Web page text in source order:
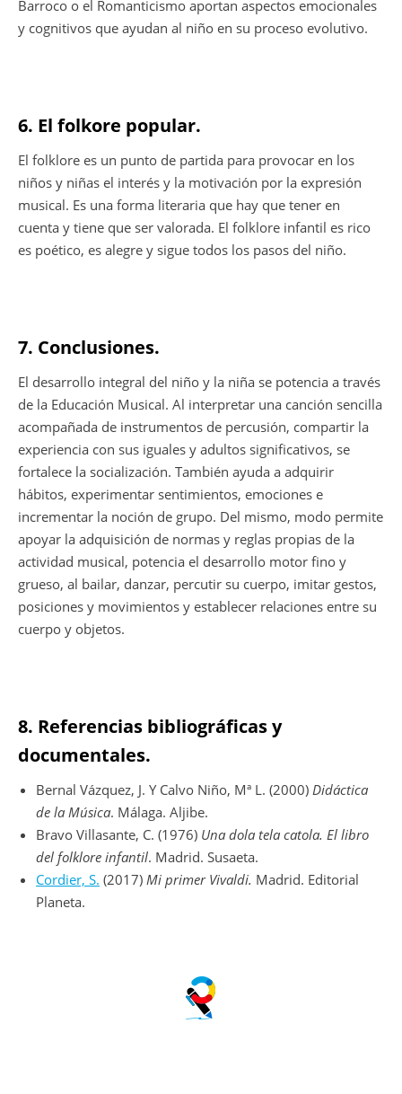
Barroco o el Romanticismo aportan aspectos emocionales
y cognitivos que ayudan al niño en su proceso evolutivo.
6. El folkore popular.
El folklore es un punto de partida para provocar en los
niños y niñas el interés y la motivación por la expresión
musical. Es una forma literaria que hay que tener en
cuenta y tiene que ser valorada. El folklore infantil es rico
es poético, es alegre y sigue todos los pasos del niño.
7. Conclusiones.
El desarrollo integral del niño y la niña se potencia a través
de la Educación Musical. Al interpretar una canción sencilla
acompañada de instrumentos de percusión, compartir la
experiencia con sus iguales y adultos significativos, se
fortalece la socialización. También ayuda a adquirir
hábitos, experimentar sentimientos, emociones e
incrementar la noción de grupo. Del mismo, modo permite
apoyar la adquisición de normas y reglas propias de la
actividad musical, potencia el desarrollo motor fino y
grueso, al bailar, danzar, percutir su cuerpo, imitar gestos,
posiciones y movimientos y establecer relaciones entre su
cuerpo y objetos.
8. Referencias bibliográficas y
documentales.
Bernal Vázquez, J. Y Calvo Niño, Mª L. (2000) Didáctica
de la Música. Málaga. Aljibe.
Bravo Villasante, C. (1976) Una dola tela catola. El libro
del folklore infantil. Madrid. Susaeta.
Cordier, S. (2017) Mi primer Vivaldi. Madrid. Editorial
Planeta.